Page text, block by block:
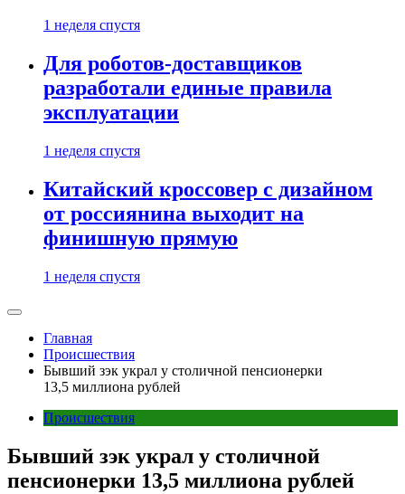
1 неделя спустя
Для роботов-доставщиков
разработали единые правила
эксплуатации
1 неделя спустя
Китайский кроссовер с дизайном
от россиянина выходит на
финишную прямую
1 неделя спустя
Главная
Происшествия
Бывший зэк украл у столичной пенсионерки
13,5 миллиона рублей
Происшествия
Бывший зэк украл у столичной
пенсионерки 13,5 миллиона рублей